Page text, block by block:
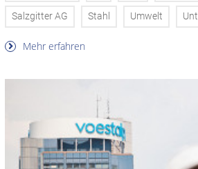
Salzgitter AG Stahl Umwelt
Mehr erfahren